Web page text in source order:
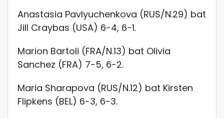
Anastasia Pavlyuchenkova (RUS/N.29) bat
Jill Craybas (USA) 6-4, 6-1.
Marion Bartoli (FRA/N.13) bat Olivia
Sanchez (FRA) 7-5, 6-2.
Maria Sharapova (RUS/N.12) bat Kirsten
Flipkens (BEL) 6-3, 6-3.